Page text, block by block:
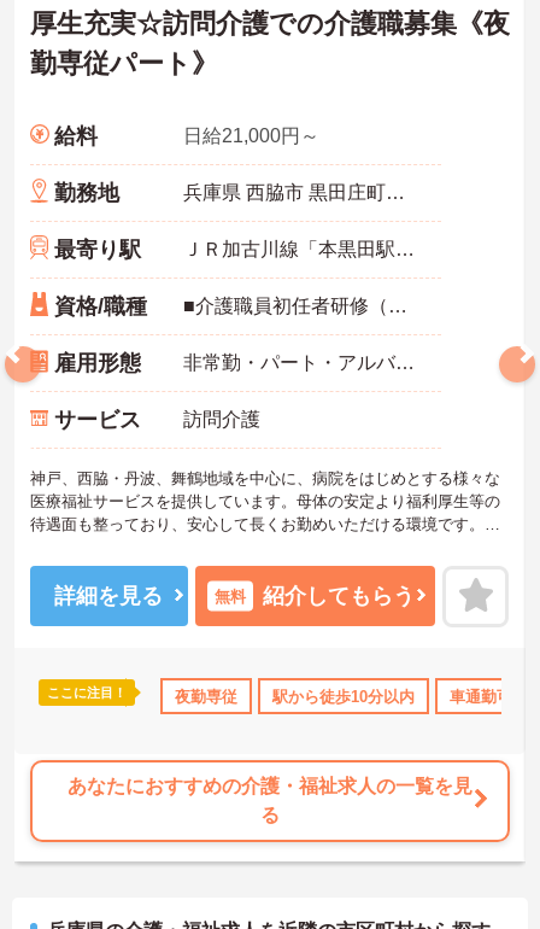
ブランクOK 資格取得サポート 研修制度あり 社会保険
厚生充実☆訪問介護での介護職募集《夜
勤専従パート》
給料 日給21,000円～
勤務地 兵庫県 西脇市 黒田庄町田高313-126
最寄り駅 ＪＲ加古川線「本黒田駅」徒歩10分
資格/職種 ■介護職員初任者研修（ヘルパー2級）以上 ※未経験相談可
雇用形態 非常勤・パート・アルバイト
サービス 訪問介護
神戸、西脇・丹波、舞鶴地域を中心に、病院をはじめとする様々な
医療福祉サービスを提供しています。母体の安定より福利厚生等の
待遇面も整っており、安心して長くお勤めいただける環境です。ご
たしますのでお気軽にご相談ください！
詳細を見る 無料 紹介してもらう
ここに注目！ 夜勤専従 駅から徒歩10分以内 車通勤可
あなたにおすすめの介護・福祉求人の一覧を見
る